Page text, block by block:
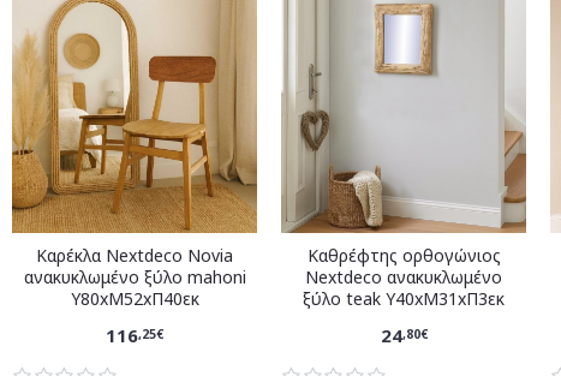
Καρέκλα Nextdeco Novia
ανακυκλωμένο ξύλο mahoni
Υ80xM52xΠ40εκ
116,25€
Καθρέφτης ορθογώνιος
Nextdeco ανακυκλωμένο
ξύλο teak Υ40xM31xΠ3εκ
24,80€